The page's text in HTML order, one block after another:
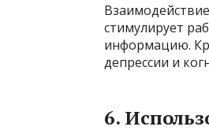
стимулирует
информацию.
депрессии и
6.